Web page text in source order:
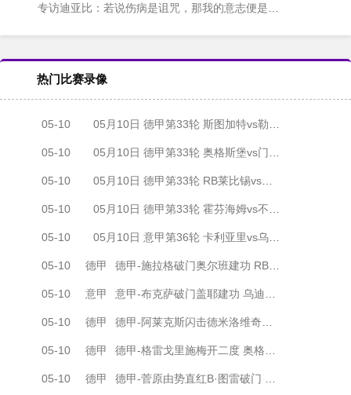
专访迪亚比：若说伤病是诅咒，那我的意志便是回击的宣言
热门比赛录像
05-10 05月10日 德甲第33轮 斯图加特vs勒沃库森 全场录像
05-10 05月10日 德甲第33轮 奥格斯堡vs门兴 全场录像
05-10 05月10日 德甲第33轮 RB莱比锡vs圣保利 全场录像
05-10 05月10日 德甲第33轮 霍芬海姆vs不莱梅 全场录像
05-10 05月10日 意甲第36轮 卡利亚里vs乌迪内斯 全场录像
05-10 德甲 德甲-施拉格破门奥尔班建功 RB莱比锡2-1圣保利锁定欧冠资格
05-10 意甲 意甲-布克萨破门盖耶建功 乌迪内斯2-0卡利亚里
05-10 德甲 德甲-阿莱克斯闪击德米洛维奇建功 勒沃库森1-3斯图加特跌出欧冠区
05-10 德甲 德甲-格雷戈里施梅开二度 奥格斯堡3-1门兴联赛两连胜
05-10 德甲 德甲-菅原由势直红B·图雷破门 霍芬海姆1-0十人不莱梅